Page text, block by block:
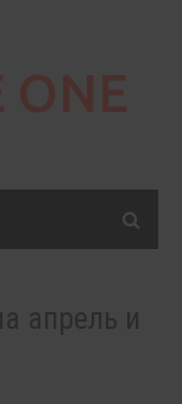
апрель и